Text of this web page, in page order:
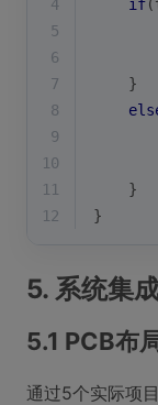
4
if
5
6
7
    }
8
9
10
11
    }
12
}
5. 系统集
5.1 PCB布
通过5个实际项